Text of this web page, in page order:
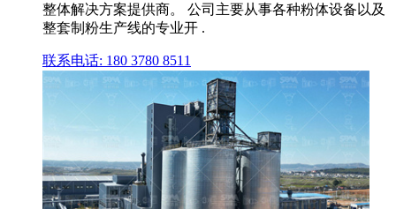
整体解决方案提供商。 公司主要从事各种粉体设备以及
整套制粉生产线的专业开 .
联系电话: 180 3780 8511